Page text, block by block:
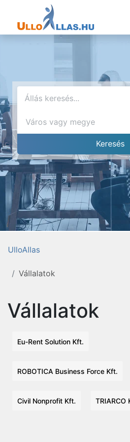
UlloAllas
Vállalatok
Vállalatok
Eu-Rent Solution Kft.
ROBOTICA Business Force Kft.
Civil Nonprofit Kft. TRIARCO